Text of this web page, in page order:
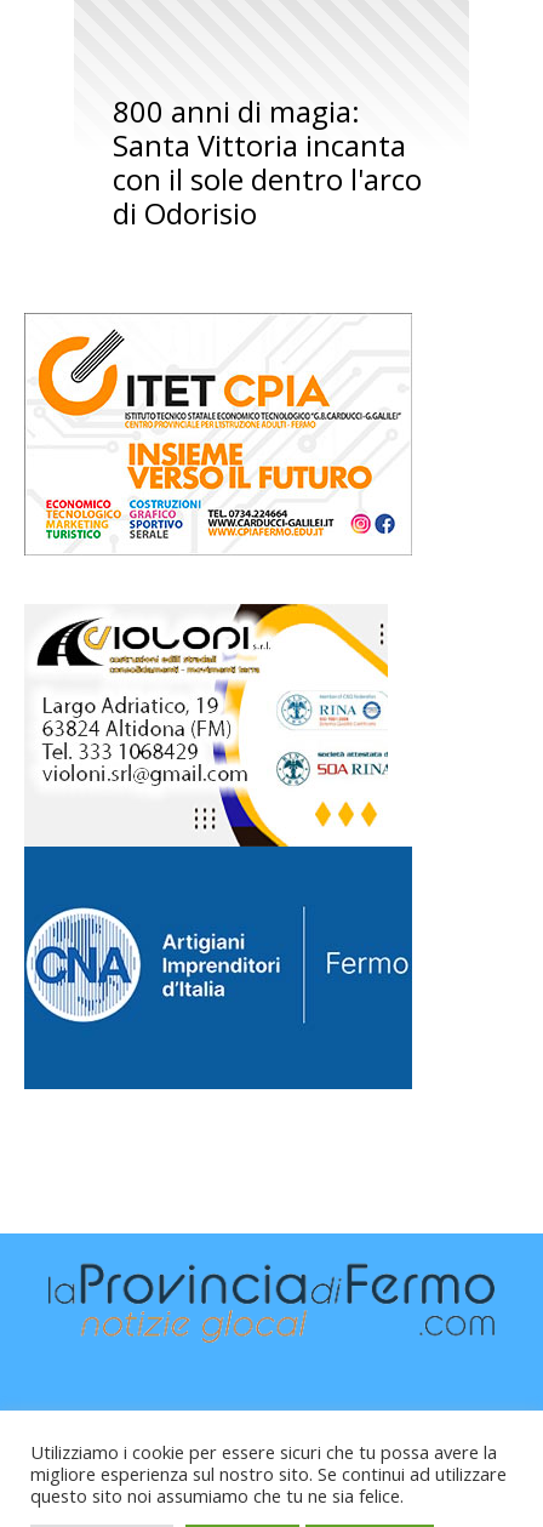
800 anni di magia:
Santa Vittoria incanta
con il sole dentro l'arco
di Odorisio
Raffaele Vitali - via Leopardi 10 - 61121 Pesaro (PU) -
Utilizziamo i cookie per essere sicuri che tu possa avere la
migliore esperienza sul nostro sito. Se continui ad utilizzare
questo sito noi assumiamo che tu ne sia felice.